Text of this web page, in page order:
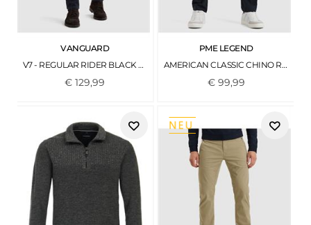
VANGUARD
V7 - REGULAR RIDER BLACK GREY COMFORT
€129,99
PME LEGEND
AMERICAN CLASSIC CHINO RELAXED FIT SALUTE
€ 99,99